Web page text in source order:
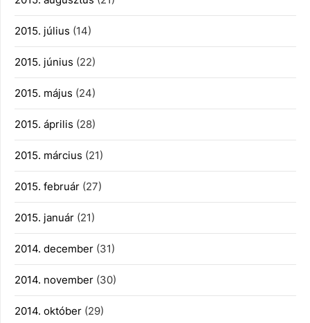
2015. július (14)
2015. június (22)
2015. május (24)
2015. április (28)
2015. március (21)
2015. február (27)
2015. január (21)
2014. december (31)
2014. november (30)
2014. október (29)